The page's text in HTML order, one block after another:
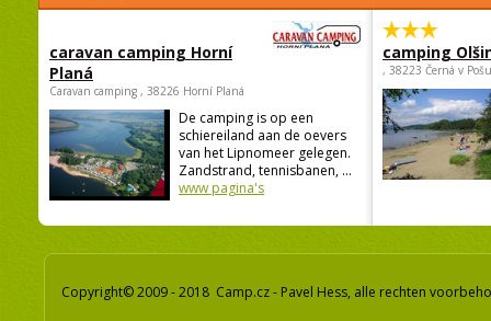
caravan camping Horní
Planá
Caravan camping , 38226 Horní Planá
De camping is op een
schiereiland aan de oevers
van het Lipnomeer gelegen.
Zandstrand, tennisbanen, ...
www pagina's
camping
, 38223 Černá v
Copyright© 2009 - 2018 Camp.cz - Pavel Hess, alle rechten